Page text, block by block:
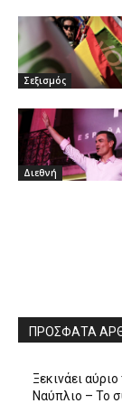
Σεξισμός
Διεθνή
ΠΡΌΣΦΑΤΑ
Ξεκινάει
Ναύπλιο – Το